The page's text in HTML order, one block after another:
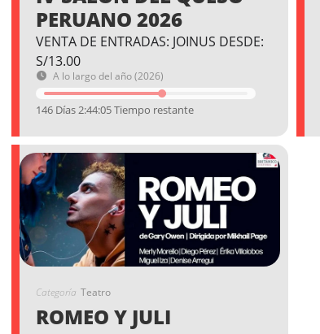
PERUANO 2026
VENTA DE ENTRADAS: JOINUS DESDE:
S/13.00
A lo largo del año (2026)
146 Días 2:44:04 Tiempo restante
Categoría Teatro
ROMEO Y JULI